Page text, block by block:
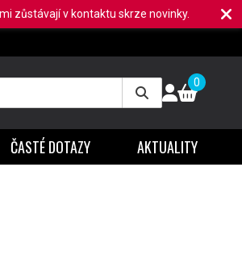
0
ČASTÉ DOTAZY AKTUALITY
zůstávají v kontaktu skrze novinky.